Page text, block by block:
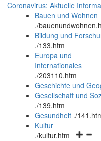
Coronavirus: Aktuelle
Bauen und Wohnen
./
Bildung und
./133.htm
Europa und
Internationales
./203110.htm
Geschichte und
Gesellschaft und
./139.htm
Gesundheit ./
Kultur
./kultur.htm